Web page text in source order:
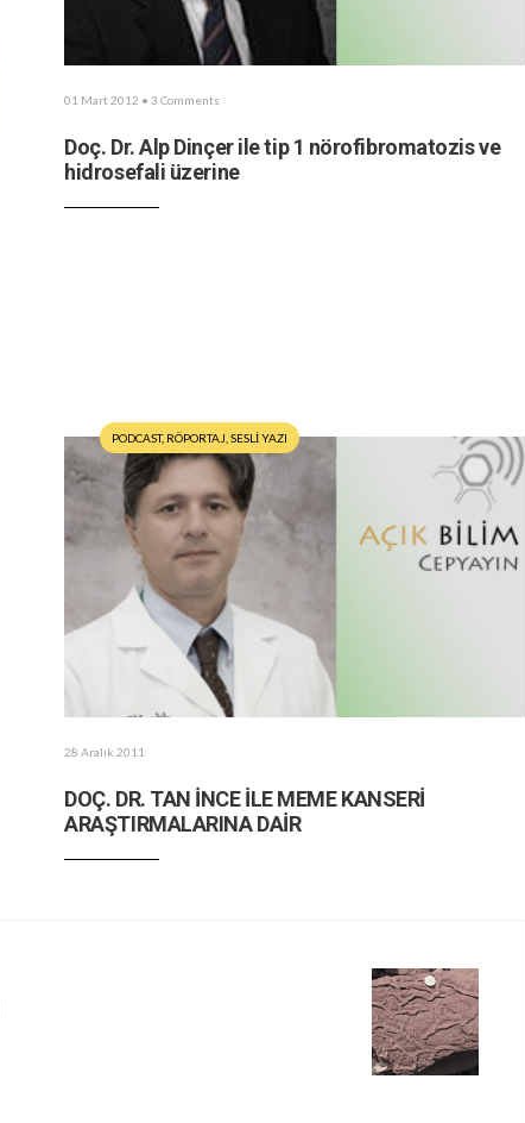
01 Mart 2012 • 3 Comments
Doç. Dr. Alp Dinçer ile tip 1 nörofibromatozis ve
hidrosefali üzerine
PODCAST, RÖPORTAJ ,SESLİ YAZI
28 Aralık 2011
DOÇ. DR. TAN İNCE İLE MEME KANSERİ
ARAŞTIRMALARINA DAİR